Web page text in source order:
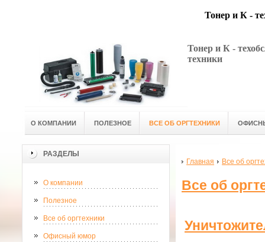
Тонер и К -
Тонер и К -
техники
О КОМПАНИИ ПОЛЕЗНОЕ ВСЕ ОБ ОРГТЕХНИКИ
РАЗДЕЛЫ
О компании
Полезное
Все об оргтехники
Офисный юмор
Главная Все об
Все об